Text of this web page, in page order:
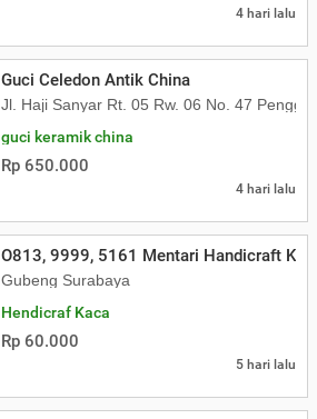
4 hari lalu
Guci Celedon Antik China
Jl. Haji Sanyar Rt. 05 Rw. 06 No. 47
guci keramik china
Rp 650.000
4 hari lalu
O813, 9999, 5161 Mentari Handicraft
Gubeng Surabaya
Hendicraf Kaca
Rp 60.000
5 hari lalu